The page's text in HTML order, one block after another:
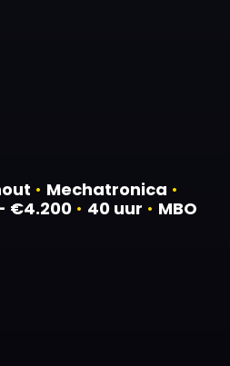
• Mechatronica •
€4.200 • 40 uur • MBO